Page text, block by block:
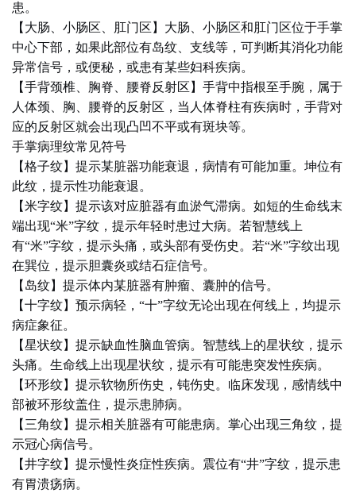
患。
【大肠、小肠区、肛门区】大肠、小肠区和肛门区位于手掌
中心下部，如果此部位有岛纹、支线等，可判断其消化功能
异常信号，或便秘，或患有某些妇科疾病。
【手背颈椎、胸脊、腰脊反射区】手背中指根至手腕，属于
人体颈、胸、腰脊的反射区，当人体脊柱有疾病时，手背对
应的反射区就会出现凸凹不平或有斑块等。
手掌病理纹常见符号
【格子纹】提示某脏器功能衰退，病情有可能加重。坤位有
此纹，提示性功能衰退。
【米字纹】提示该对应脏器有血淤气滞病。如短的生命线末
端出现“米”字纹，提示年轻时患过大病。若智慧线上
有“米”字纹，提示头痛，或头部有受伤史。若“米”字纹出现
在巽位，提示胆囊炎或结石症信号。
【岛纹】提示体内某脏器有肿瘤、囊肿的信号。
【十字纹】预示病轻，“十”字纹无论出现在何线上，均提示
病症象征。
【星状纹】提示缺血性脑血管病。智慧线上的星状纹，提示
头痛。生命线上出现星状纹，提示有可能患突发性疾病。
【环形纹】提示软物所伤史，钝伤史。临床发现，感情线中
部被环形纹盖住，提示患肺病。
【三角纹】提示相关脏器有可能患病。掌心出现三角纹，提
示冠心病信号。
【井字纹】提示慢性炎症性疾病。震位有“井”字纹，提示患
有胃溃疡病。